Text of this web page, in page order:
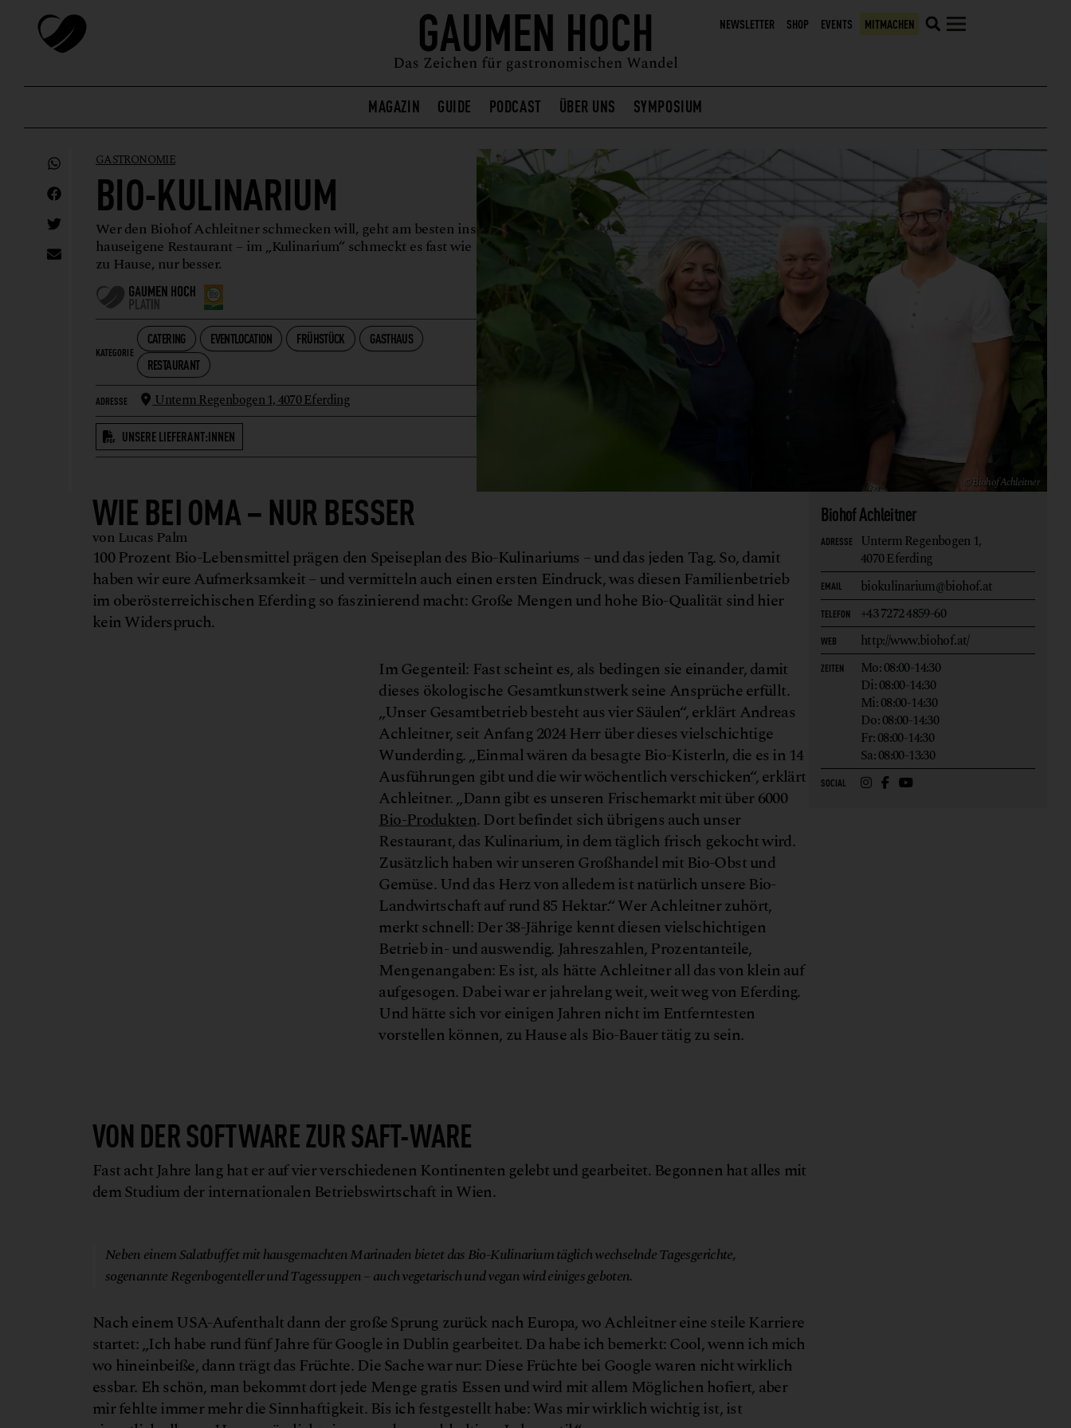
NEWSLETTER SHOP EVENTS MITMACHEN
MAGAZIN GUIDE PODCAST ÜBER UNS SYMPOSIUM
GASTRONOMIE
BIO-KULINARIUM
Wer den Biohof Achleitner schmecken will, geht am besten ins
hauseigene Restaurant – im „Kulinarium“ schmeckt es fast wie
zu Hause, nur besser.
KATEGORIE
CATERING EVENTLOCATION FRÜHSTÜCK
GASTHAUS
RESTAURANT
ADRESSE Unterm Regenbogen 1,4070 Eferding
UNSERE LIEFERANT:INNEN
© Biohof Achleitner
WIE BEI OMA – NUR BESSER
von Lucas Palm
100 Prozent Bio-Lebensmittel prägen den Speiseplan des Bio-Kulinariums – und das jeden Tag. So, damit
haben wir eure Aufmerksamkeit – und vermitteln auch einen ersten Eindruck, was diesen Familienbetrieb
im oberösterreichischen Eferding so faszinierend macht: Große Mengen und hohe Bio-Qualität sind hier
kein Widerspruch.
Im Gegenteil: Fast scheint es, als bedingen sie einander, damit
dieses ökologische Gesamtkunstwerk seine Ansprüche erfüllt.
„Unser Gesamtbetrieb besteht aus vier Säulen“, erklärt Andreas
Achleitner, seit Anfang 2024 Herr über dieses vielschichtige
Wunderding. „Einmal wären da besagte Bio-Kisterln, die es in 14
Ausführungen gibt und die wir wöchentlich verschicken“, erklärt
Achleitner. „Dann gibt es unseren Frischemarkt mit über 6000
Bio-Produkten. Dort befindet sich übrigens auch unser
Restaurant, das Kulinarium, in dem täglich frisch gekocht wird.
Zusätzlich haben wir unseren Großhandel mit Bio-Obst und
Gemüse. Und das Herz von alledem ist natürlich unsere Bio-
Landwirtschaft auf rund 85 Hektar.“ Wer Achleitner zuhört,
merkt schnell: Der 38-Jährige kennt diesen vielschichtigen
Betrieb in- und auswendig. Jahreszahlen, Prozentanteile,
Mengenangaben: Es ist, als hätte Achleitner all das von klein auf
aufgesogen. Dabei war er jahrelang weit, weit weg von Eferding.
Und hätte sich vor einigen Jahren nicht im Entferntesten
vorstellen können, zu Hause als Bio-Bauer tätig zu sein.
VON DER SOFTWARE ZUR SAFT-WARE
Fast acht Jahre lang hat er auf vier verschiedenen Kontinenten gelebt und gearbeitet. Begonnen hat alles mit
dem Studium der internationalen Betriebswirtschaft in Wien.
Neben einem Salatbuffet mit hausgemachten Marinaden bietet das Bio-Kulinarium täglich wechselnde Tagesgerichte,
sogenannte Regenbogenteller und Tagessuppen – auch vegetarisch und vegan wird einiges geboten.
Nach einem USA-Aufenthalt dann der große Sprung zurück nach Europa, wo Achleitner eine steile Karriere
startet: „Ich habe rund fünf Jahre für Google in Dublin gearbeitet. Da habe ich bemerkt: Cool, wenn ich mich
wo hineinbeiße, dann trägt das Früchte. Die Sache war nur: Diese Früchte bei Google waren nicht wirklich
essbar. Eh schön, man bekommt dort jede Menge gratis Essen und wird mit allem Möglichen hofiert, aber
mir fehlte immer mehr die Sinnhaftigkeit. Bis ich festgestellt habe: Was mir wirklich wichtig ist, ist
Biohof Achleitner
ADRESSE
Unterm Regenbogen 1,
4070 Eferding
EMAIL biokulinarium@biohof.at
TELEFON +43 7272 4859-60
WEB http://www.biohof.at/
ZEITEN
Mo: 08:00-14:30
Di: 08:00-14:30
Mi: 08:00-14:30
Do: 08:00-14:30
Fr: 08:00-14:30
Sa: 08:00-13:30
SOCIAL